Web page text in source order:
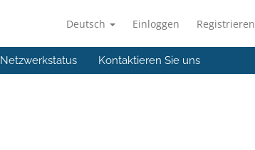
Deutsch Einloggen Registrieren
Netzwerkstatus Kontaktieren Sie uns